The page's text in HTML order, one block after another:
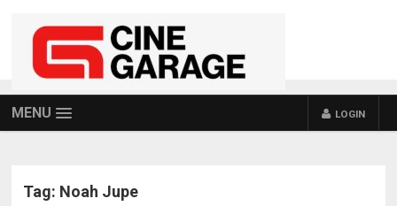
MENU LOGIN
Tag: Noah Jupe